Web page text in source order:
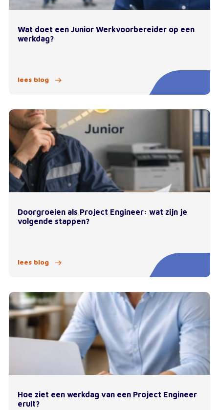
Wat doet een Junior Werkvoorbereider op een
werkdag?
lees blog
Doorgroeien als Project Engineer: wat zijn je
volgende stappen?
lees blog
Hoe ziet een werkdag van een Project Engineer
eruit?